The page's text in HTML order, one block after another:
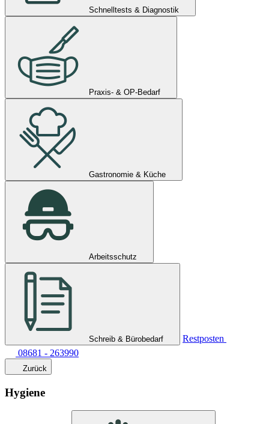
Schnelltests & Diagnostik
Praxis- & OP-Bedarf
Gastronomie & Küche
Arbeitsschutz
Schreib & Bürobedarf
Restposten
08681 - 263990
Zurück
Hygiene